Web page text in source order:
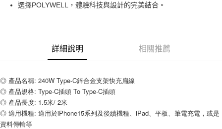
每筆NT$80，滿NT$599(含以上)免運費
每筆NT$80，滿NT$599(含以上)免運費
7-11取貨付款
每筆NT$80，滿NT$599(含以上)免運費
選擇POLYWELL，體驗科技與設計的完美結合。
詳細說明 相關推薦
◎ 產品名稱: 240W Type-C鋅合金支架快充扁線
◎ 產品規格: Type-C插頭 To Type-C插頭
◎ 產品長度: 1.5米/ 2米
◎ 適用機種: 適用於iPhone15系列及後續機種、iPad、平板、筆電充電，或是
資料傳輸等